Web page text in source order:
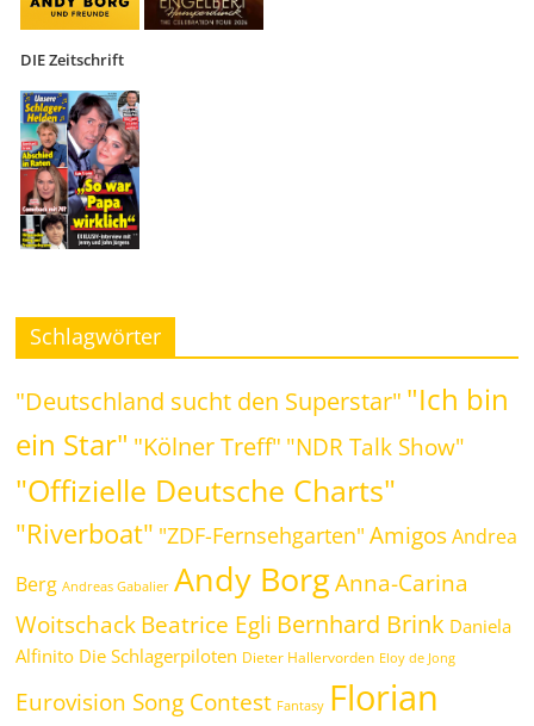
DIE Zeitschrift
Schlagwörter
"Deutschland sucht den Superstar" "Ich bin
ein Star" "Kölner Treff" "NDR Talk Show"
"Offizielle Deutsche Charts"
"Riverboat" "ZDF-Fernsehgarten" Amigos Andrea
Berg Andreas Gabalier Andy Borg Anna-Carina
WoitschackBeatrice Egli Bernhard Brink Daniela
Alfinito Die Schlagerpiloten Dieter Hallervorden Eloy de Jong
Eurovision Song Contest Fantasy Florian